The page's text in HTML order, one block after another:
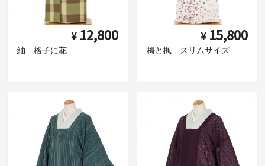
¥ 12,800
紬 格子に花
¥ 15,800
梅と楓 スリムサイズ